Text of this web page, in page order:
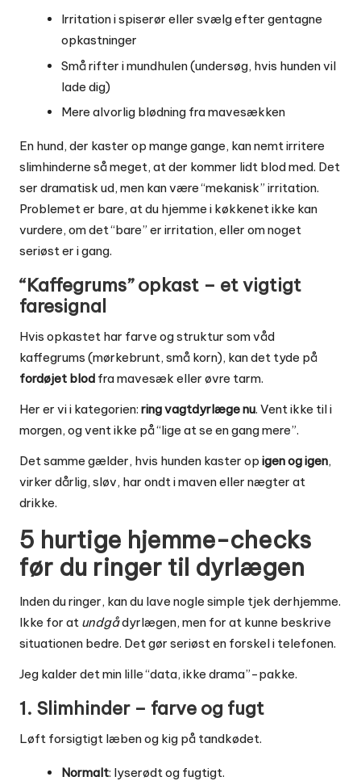
Irritation i spiserør eller svælg efter gentagne
opkastninger
Små rifter i mundhulen (undersøg, hvis hunden vil
lade dig)
Mere alvorlig blødning fra mavesækken
En hund, der kaster op mange gange, kan nemt irritere
slimhinderne så meget, at der kommer lidt blod med. Det
ser dramatisk ud, men kan være “mekanisk” irritation.
Problemet er bare, at du hjemme i køkkenet ikke kan
vurdere, om det “bare” er irritation, eller om noget
seriøst er i gang.
“Kaffegrums” opkast – et vigtigt
faresignal
Hvis opkastet har farve og struktur som våd
kaffegrums (mørkebrunt, små korn), kan det tyde på
fordøjet blod fra mavesæk eller øvre tarm.
Her er vi i kategorien: ring vagtdyrlæge nu. Vent ikke til i
morgen, og vent ikke på “lige at se en gang mere”.
Det samme gælder, hvis hunden kaster op igen og igen,
virker dårlig, sløv, har ondt i maven eller nægter at
drikke.
5 hurtige hjemme-checks
før du ringer til dyrlægen
Inden du ringer, kan du lave nogle simple tjek derhjemme.
Ikke for at undgådyrlægen, men for at kunne beskrive
situationen bedre. Det gør seriøst en forskel i telefonen.
Jeg kalder det min lille “data, ikke drama”-pakke.
1. Slimhinder – farve og fugt
Løft forsigtigt læben og kig på tandkødet.
Normalt: lyserødt og fugtigt.